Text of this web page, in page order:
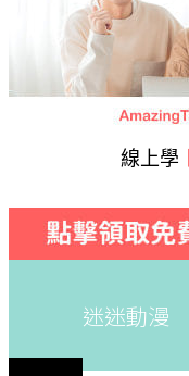
線上學
迷迷動漫